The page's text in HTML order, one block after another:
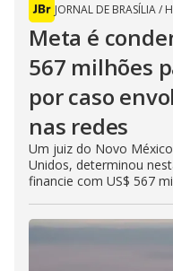
JORNAL DE BRASÍLIA/
Meta é
567 milhões
por caso
nas redes
Um juiz do Novo
Unidos, determinou
financie com US$ 567